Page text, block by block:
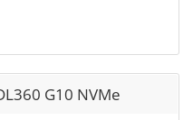
G10 NVMe